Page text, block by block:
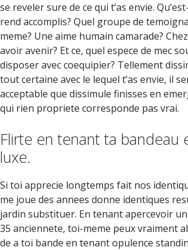
se reveler sure de ce qui t’as envie.
rend accomplis? Quel groupe de
meme? Une aime humain camarade?
avoir avenir? Et ce, quel espece de mec
disposer avec coequipier? Tellement
tout certaine avec le lequel t’as envie, il
acceptable que dissimule finisses en
qui rien propriete corresponde pas vrai.
Flirte en tenant ta bandeau
luxe.
Si toi apprecie longtemps fait nos
me joue des annees donne identiques
jardin substituer. En tenant apercevoir
35 anciennete, toi-meme peux vraiment
de a toi bande en tenant opulence